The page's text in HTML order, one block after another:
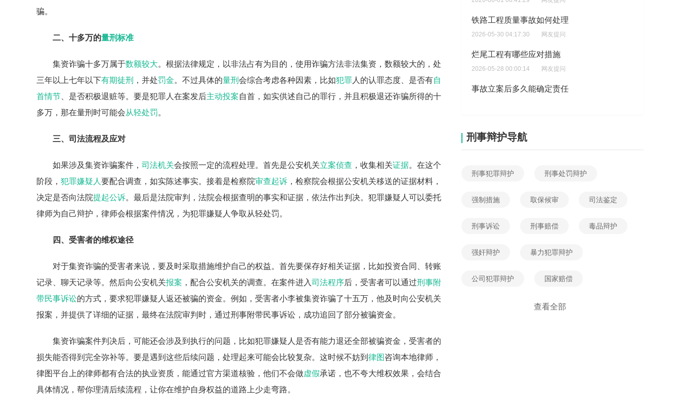
骗。
二、十多万的量刑标准
集资诈骗十多万属于数额较大。根据法律规定，以非法占有为目的，使用诈骗方法非法集资，数额较大的，处
三年以上七年以下有期徒刑 ，并处罚金。不过具体的量刑 会综合考虑各种因素，比如犯罪 人的认罪态度、是否有自
首情节 、是否积极退赃等。要是犯罪人在案发后主动投案自首，如实供述自己的罪行，并且积极退还诈骗所得的十
多万，那在量刑时可能会从轻处罚。
三、司法流程及应对
如果涉及集资诈骗案件， 司法机关会按照一定的流程处理。首先是公安机关立案侦查 ，收集相关证据。在这个
阶段， 犯罪嫌疑人 要配合调查，如实陈述事实。接着是检察院审查起诉 ，检察院会根据公安机关移送的证据材料，
决定是否向法院提起公诉。最后是法院审判，法院会根据查明的事实和证据，依法作出判决。犯罪嫌疑人可以委托
律师为自己辩护，律师会根据案件情况，为犯罪嫌疑人争取从轻处罚。
四、受害者的维权途径
对于集资诈骗的受害者来说，要及时采取措施维护自己的权益。首先要保存好相关证据，比如投资合同、转账
记录、聊天记录等。然后向公安机关报案 ，配合公安机关的调查。在案件进入司法程序后，受害者可以通过刑事附
带民事诉讼的方式，要求犯罪嫌疑人返还被骗的资金。例如，受害者小李被集资诈骗了十五万，他及时向公安机关
报案，并提供了详细的证据，最终在法院审判时，通过刑事附带民事诉讼，成功追回了部分被骗资金。
集资诈骗案件判决后，可能还会涉及到执行的问题，比如犯罪嫌疑人是否有能力退还全部被骗资金，受害者的
损失能否得到完全弥补等。要是遇到这些后续问题，处理起来可能会比较复杂。这时候不妨到 律图 咨询本地律师，
律图平台上的律师都有合法的执业资质，能通过官方渠道核验，他们不会做虚假承诺，也不夸大维权效果，会结合
具体情况，帮你理清后续流程，让你在维护自身权益的道路上少走弯路。
网友提问
2026-05-25 02:01:54 网友提问
工程建设强制性标准包括哪些内容？
2026-06-04 16:03:04 网友提问
施工一旦出现事故该由谁担责
刑事辩护导航
刑事犯罪辩护 刑事处罚辩护
强制措施 取保候审 司法鉴定
刑事诉讼 刑事赔偿 毒品辩护
强奸辩护 暴力犯罪辩护
公司犯罪辩护 国家赔偿
死刑辩护
查看全部